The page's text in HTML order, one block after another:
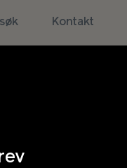
Kontakt